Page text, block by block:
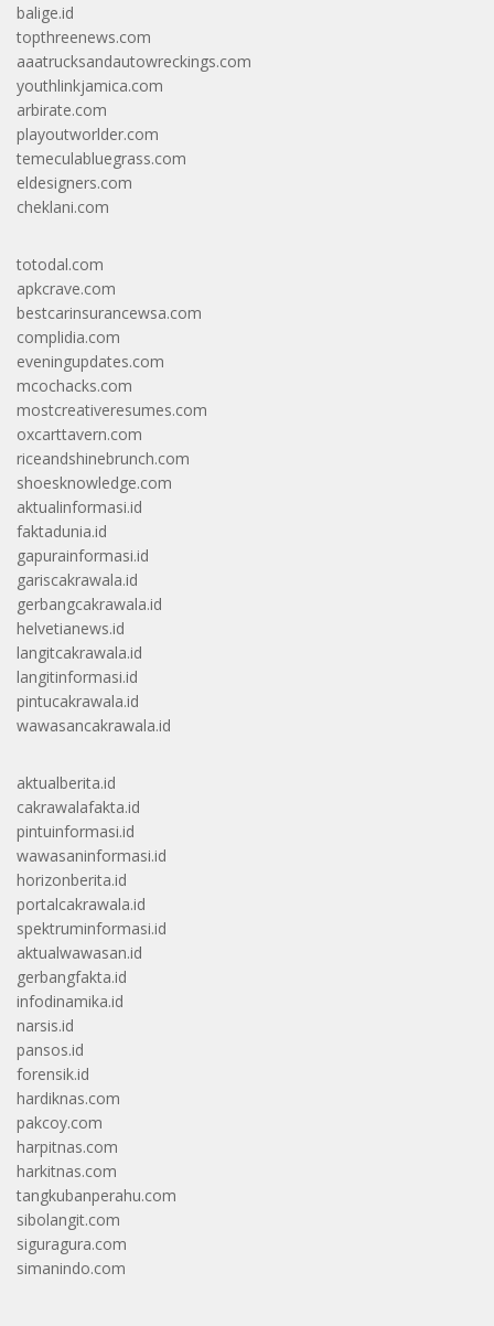
balige.id
topthreenews.com
aaatrucksandautowreckings.com
youthlinkjamica.com
arbirate.com
playoutworlder.com
temeculabluegrass.com
eldesigners.com
cheklani.com
totodal.com
apkcrave.com
bestcarinsurancewsa.com
complidia.com
eveningupdates.com
mcochacks.com
mostcreativeresumes.com
oxcarttavern.com
riceandshinebrunch.com
shoesknowledge.com
aktualinformasi.id
faktadunia.id
gapurainformasi.id
gariscakrawala.id
gerbangcakrawala.id
helvetianews.id
langitcakrawala.id
langitinformasi.id
pintucakrawala.id
wawasancakrawala.id
aktualberita.id
cakrawalafakta.id
pintuinformasi.id
wawasaninformasi.id
horizonberita.id
portalcakrawala.id
spektruminformasi.id
aktualwawasan.id
gerbangfakta.id
infodinamika.id
narsis.id
pansos.id
forensik.id
hardiknas.com
pakcoy.com
harpitnas.com
harkitnas.com
tangkubanperahu.com
sibolangit.com
siguragura.com
simanindo.com